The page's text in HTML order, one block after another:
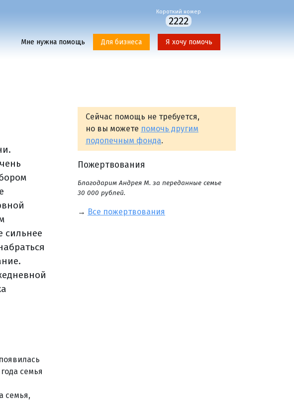
Короткий номер
2222
Мне нужна помощь Для бизнеса Я хочу помочь
сильнее
семья
семья,
Сейчас помощь не требуется,
но вы можете помочь другим
подопечным фонда.
Пожертвования
Благодарим Андрея М. за переданные семье
30 000 рублей.
→ Все пожертвования